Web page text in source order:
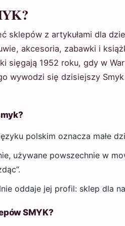
sklepów z artykułami dla
akcesoria, zabawki i
sięgają 1952 roku, gdy w
wywodzi się dzisiejszy
polskim oznacza małe
używane powszechnie w
oddaje jej profil: sklep dla
SMYK?